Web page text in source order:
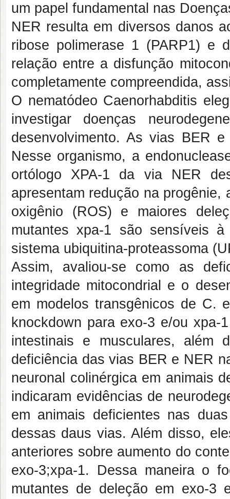
um papel fundamental nas
NER resulta em diversos danos
ribose polimerase 1 (PARP1) e
relação entre a disfunção
completamente compreendida,
O nematódeo Caenorhabditis
investigar doenças
desenvolvimento. As vias BER
Nesse organismo, a
ortólogo XPA-1 da via NER
apresentam redução na
oxigênio (ROS) e maiores
mutantes xpa-1 são sensíveis
sistema ubiquitina-proteassoma
Assim, avaliou-se como as
integridade mitocondrial e o
em modelos transgênicos de C.
knockdown para exo-3 e/ou xpa-
intestinais e musculares, além
deficiência das vias BER e NER
neuronal colinérgica em animais
indicaram evidências de
em animais deficientes nas
dessas daus vias. Além disso,
anteriores sobre aumento do
exo-3;xpa-1. Dessa maneira o
mutantes de deleção em exo-3